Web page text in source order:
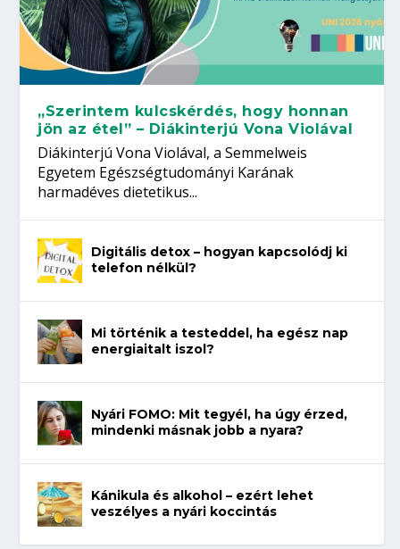
„Szerintem kulcskérdés, hogy honnan
jön az étel” – Diákinterjú Vona Violával
Diákinterjú Vona Violával, a Semmelweis
Egyetem Egészségtudományi Karának
harmadéves dietetikus...
Digitális detox – hogyan kapcsolódj ki
telefon nélkül?
Mi történik a testeddel, ha egész nap
energiaitalt iszol?
Nyári FOMO: Mit tegyél, ha úgy érzed,
mindenki másnak jobb a nyara?
Kánikula és alkohol – ezért lehet
veszélyes a nyári koccintás